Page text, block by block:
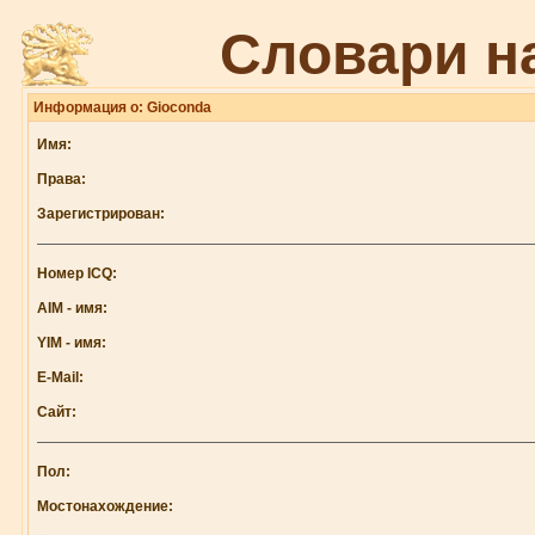
Словари
Информация о: Gioconda
Имя:
Права:
Зарегистрирован:
Номер ICQ:
AIM - имя:
YIM - имя:
E-Mail:
Сайт:
Пол:
Мостонахождение: